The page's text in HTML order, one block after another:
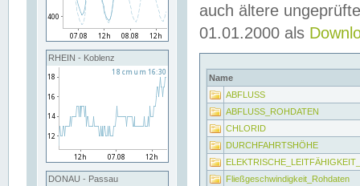
RHEIN - Koblenz
DONAU - Passau
auch ältere
01.01.2000 als
Name
ABFLUSS
ABFLUSS_ROHDATEN
CHLORID
DURCHFAHRTSHÖHE
Fließgeschwindigkeit_Rohdaten